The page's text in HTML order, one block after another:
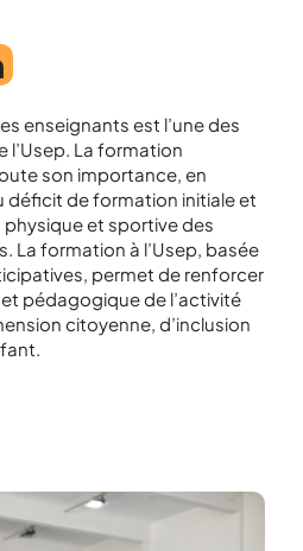
enseignants est l’une des
l’Usep. La formation
son importance, en
déficit de formation initiale et
et sportive des
La formation à l’Usep, basée
permet de renforcer
pédagogique de l’activité
citoyenne, d’inclusion